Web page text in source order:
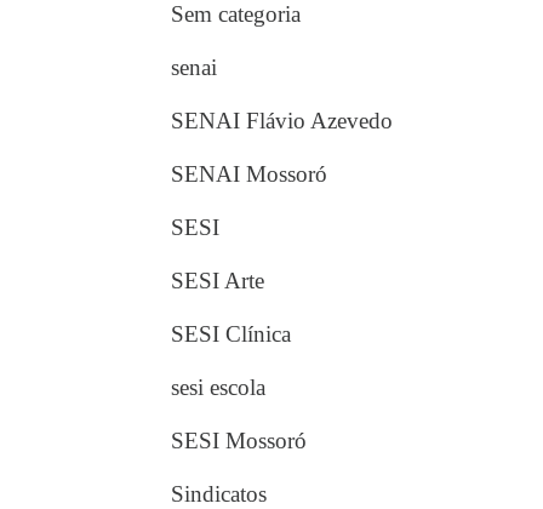
Sem categoria
senai
SENAI Flávio Azevedo
SENAI Mossoró
SESI
SESI Arte
SESI Clínica
sesi escola
SESI Mossoró
Sindicatos